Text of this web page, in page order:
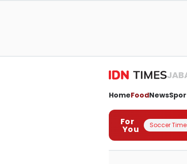
HomeFoodNews
For
You Soccer